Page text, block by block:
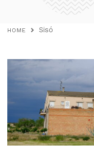
HOME Sisó